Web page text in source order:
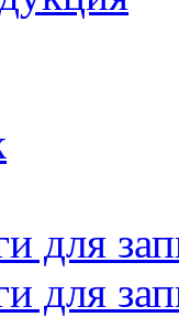
для
для